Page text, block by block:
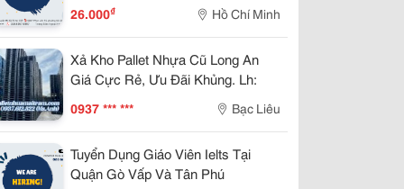
26.000₫ Hồ Chí Minh
Xả Kho Pallet Nhựa Cũ Long An
Giá Cực Rẻ, Ưu Đãi Khủng. Lh:
0937 *** *** Bạc Liêu
Tuyển Dụng Giáo Viên Ielts Tại
Quận Gò Vấp Và Tân Phú